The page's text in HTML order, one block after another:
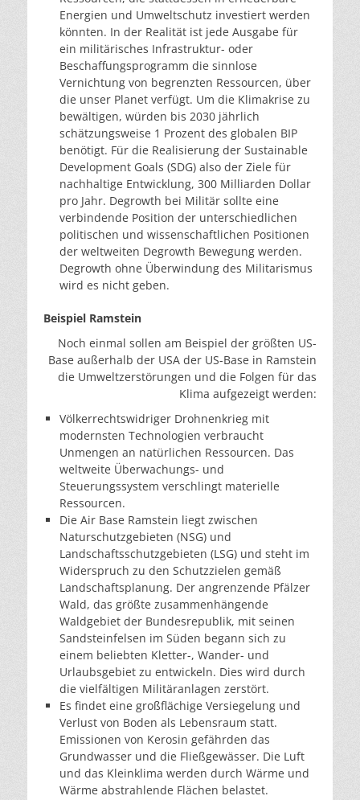
Energien und Umweltschutz investiert werden
könnten. In der Realität ist jede Ausgabe für
ein militärisches Infrastruktur- oder
Beschaffungsprogramm die sinnlose
Vernichtung von begrenzten Ressourcen, über
die unser Planet verfügt. Um die Klimakrise zu
bewältigen, würden bis 2030 jährlich
schätzungsweise 1 Prozent des globalen BIP
benötigt. Für die Realisierung der Sustainable
Development Goals (SDG) also der Ziele für
nachhaltige Entwicklung, 300 Milliarden Dollar
pro Jahr. Degrowth bei Militär sollte eine
verbindende Position der unterschiedlichen
politischen und wissenschaftlichen Positionen
der weltweiten Degrowth Bewegung werden.
Degrowth ohne Überwindung des Militarismus
wird es nicht geben.
Beispiel Ramstein
Noch einmal sollen am Beispiel der größten US-
Base außerhalb der USA der US-Base in Ramstein
die Umweltzerstörungen und die Folgen für das
Klima aufgezeigt werden:
Völkerrechtswidriger Drohnenkrieg mit
modernsten Technologien verbraucht
Unmengen an natürlichen Ressourcen. Das
weltweite Überwachungs- und
Steuerungssystem verschlingt materielle
Ressourcen.
Die Air Base Ramstein liegt zwischen
Naturschutzgebieten (NSG) und
Landschaftsschutzgebieten (LSG) und steht im
Widerspruch zu den Schutzzielen gemäß
Landschaftsplanung. Der angrenzende Pfälzer
Wald, das größte zusammenhängende
Waldgebiet der Bundesrepublik, mit seinen
Sandsteinfelsen im Süden begann sich zu
einem beliebten Kletter-, Wander- und
Urlaubsgebiet zu entwickeln. Dies wird durch
die vielfältigen Militäranlagen zerstört.
Es findet eine großflächige Versiegelung und
Verlust von Boden als Lebensraum statt.
Emissionen von Kerosin gefährden das
Grundwasser und die Fließgewässer. Die Luft
und das Kleinklima werden durch Wärme und
Wärme abstrahlende Flächen belastet.